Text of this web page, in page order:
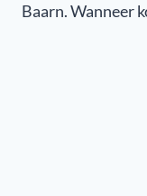
Baarn. Wanneer